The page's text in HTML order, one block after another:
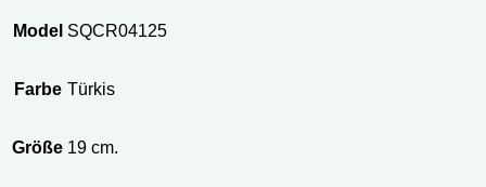
Model SQCR04125
Farbe Türkis
Größe 19 cm.